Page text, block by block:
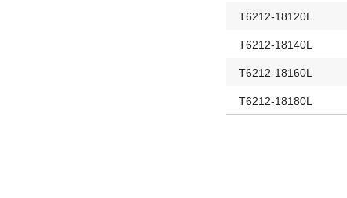
T6212-18120L
T6212-18140L
T6212-18160L
T6212-18180L